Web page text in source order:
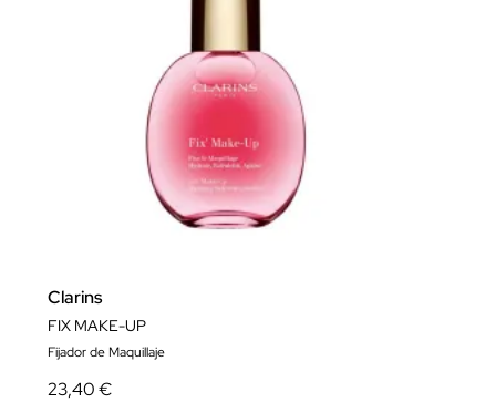
Clarins
FIX MAKE-UP
Fijador de Maquillaje
23,40 €